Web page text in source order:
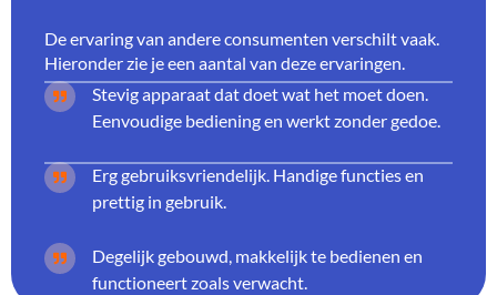
De ervaring van andere consumenten verschilt vaak.
Hieronder zie je een aantal van deze ervaringen.
Stevig apparaat dat doet wat het moet doen.
Eenvoudige bediening en werkt zonder gedoe.
Erg gebruiksvriendelijk. Handige functies en
prettig in gebruik.
Degelijk gebouwd, makkelijk te bedienen en
functioneert zoals verwacht.